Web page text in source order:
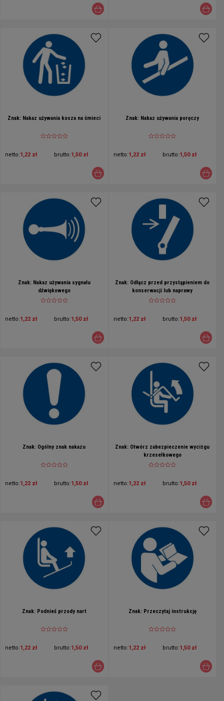
Znak: Nakaz używania kosza na śmieci
netto:1,22 zł brutto:1,50 zł
Znak: Nakaz używania poręczy
netto:1,22 zł brutto:1,50 zł
Znak: Nakaz używania sygnału
dźwiękowego
netto:1,22 zł brutto:1,50 zł
Znak: Odłącz przed przystąpieniem do
konserwacji lub naprawy
netto:1,22 zł brutto:1,50 zł
Znak: Ogólny znak nakazu
netto:1,22 zł brutto:1,50 zł
Znak: Otwórz zabezpieczenie wyci±gu
krzesełkowego
netto:1,22 zł brutto:1,50 zł
Znak: Podnieś przody nart
netto:1,22 zł brutto:1,50 zł
Znak: Przeczytaj instrukcję
netto:1,22 zł brutto:1,50 zł